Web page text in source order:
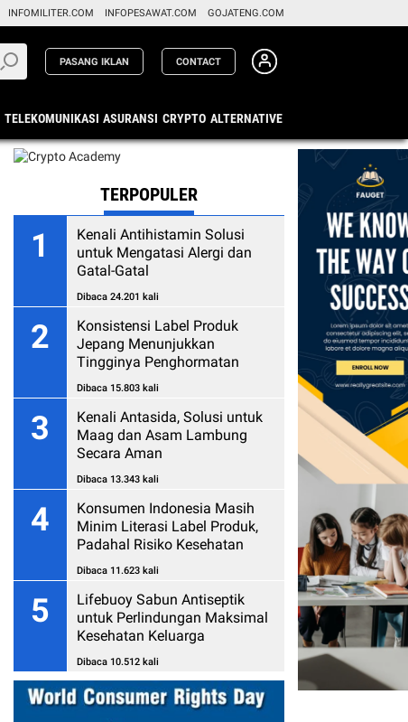
INFOMILITER.COM INFOPESAWAT.COM GOJATENG.COM
PASANG IKLAN CONTACT
TELEKOMUNIKASI ASURANSI CRYPTO ALTERNATIVE
TERPOPULER
1
Kenali Antihistamin Solusi
untuk Mengatasi Alergi dan
Gatal-Gatal
Dibaca 24.201 kali
2
Konsistensi Label Produk
Jepang Menunjukkan
Tingginya Penghormatan
kepada Konsumen
Dibaca 15.803 kali
3
Kenali Antasida, Solusi untuk
Maag dan Asam Lambung
Secara Aman
Dibaca 13.343 kali
4
Konsumen Indonesia Masih
Minim Literasi Label Produk,
Padahal Risiko Kesehatan
Mengintai
Dibaca 11.623 kali
5
Lifebuoy Sabun Antiseptik
untuk Perlindungan Maksimal
Kesehatan Keluarga
Dibaca 10.512 kali